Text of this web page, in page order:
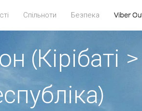
Спільноти Безпека Viber
(Кірібаті